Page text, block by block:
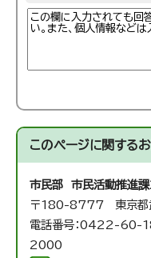
このページに関する
市民部 市民活動推進課
〒180-8777 東京都
電話番号：0422-60-
2000